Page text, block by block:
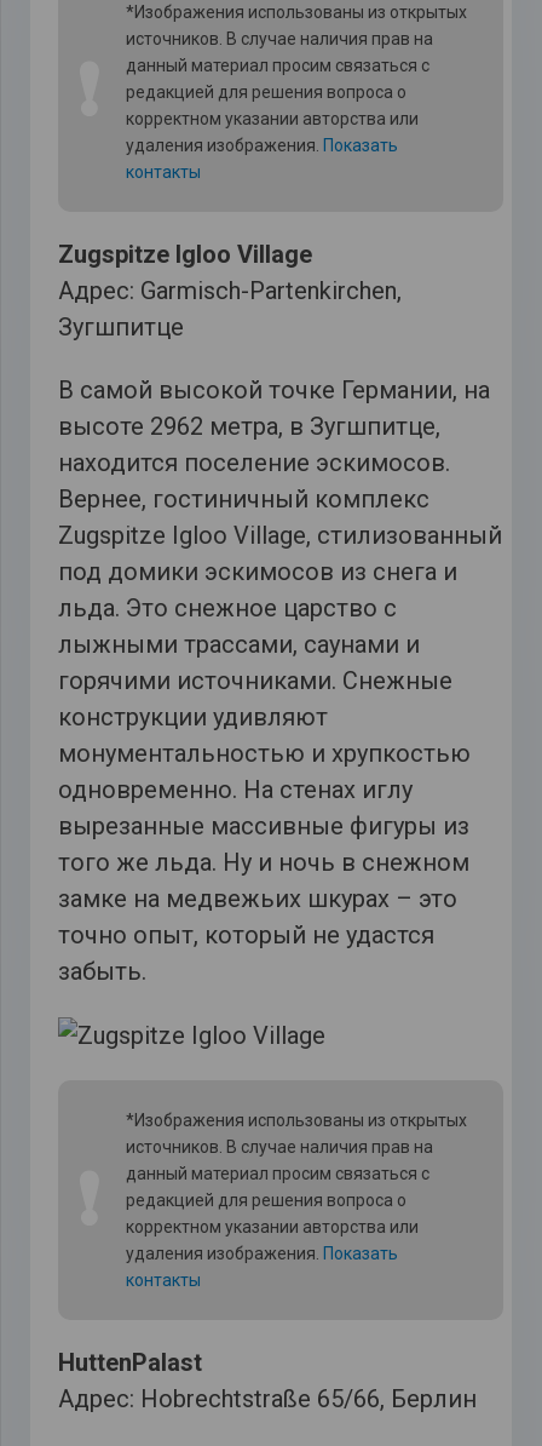
*Изображения использованы из открытых
источников. В случае наличия прав на
данный материал просим связаться с
редакцией для решения вопроса о
корректном указании авторства или
удаления изображения. Показать
контакты
Zugspitze Igloo Village
Адрес: Garmisch-Partenkirchen,
Зугшпитце
В самой высокой точке Германии, на
высоте 2962 метра, в Зугшпитце,
находится поселение эскимосов.
Вернее, гостиничный комплекс
Zugspitze Igloo Village, стилизованный
под домики эскимосов из снега и
льда. Это снежное царство с
лыжными трассами, саунами и
горячими источниками. Снежные
конструкции удивляют
монументальностью и хрупкостью
одновременно. На стенах иглу
вырезанные массивные фигуры из
того же льда. Ну и ночь в снежном
замке на медвежьих шкурах – это
точно опыт, который не удастся
забыть.
*Изображения использованы из открытых
источников. В случае наличия прав на
данный материал просим связаться с
редакцией для решения вопроса о
корректном указании авторства или
удаления изображения. Показать
контакты
HuttenPalast
Адрес: Hobrechtstraße 65/66, Берлин